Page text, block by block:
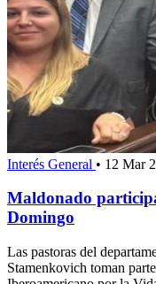
Interés General • 12 Mar
Maldonado
Domingo
Las pastoras del
Stamenkovich toman